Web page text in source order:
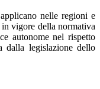
nelle regioni e
vigore della normativa
autonome nel rispetto
dalla legislazione dello